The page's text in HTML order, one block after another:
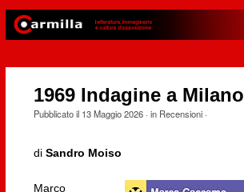
1969 Indagine a Milano
Pubblicato il 13 Maggio 2026· in Recensioni·
di Sandro Moiso
Marco